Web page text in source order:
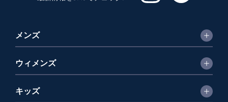
メンズ
ウィメンズ
キッズ